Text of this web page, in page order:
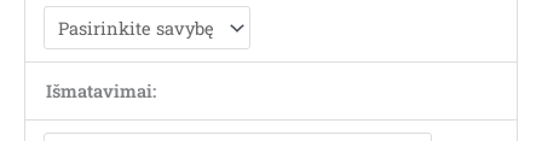
Išmatavimai: